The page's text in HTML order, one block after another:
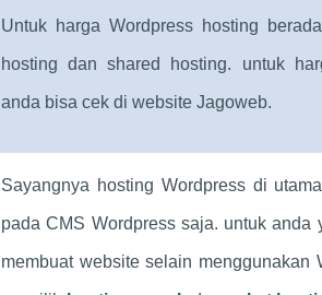
Untuk harga Wordpress hosting
hosting dan shared hosting. untuk
anda bisa cek di website Jagoweb.
Sayangnya hosting Wordpress di
pada CMS Wordpress saja. untuk anda
membuat website selain menggunakan